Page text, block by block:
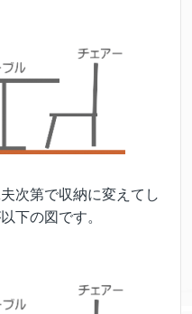
次第で収納に変えてし
下の図です。